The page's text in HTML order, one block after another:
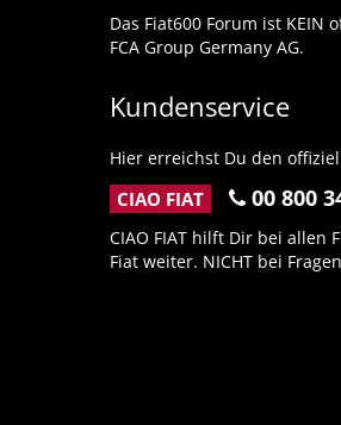
Das Fiat600 Forum ist KEIN
FCA Group Germany AG.
Kundenservice
Hier erreichst Du den
CIAO FIAT 00 800
CIAO FIAT hilft Dir bei allen
Fiat weiter. NICHT bei